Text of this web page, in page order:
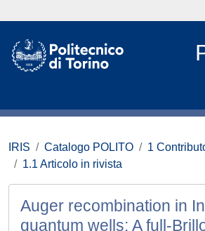
IRIS Catalogo POLITO
1
1.1 Articolo in rivista
Auger recombination in
quantum wells: A full-